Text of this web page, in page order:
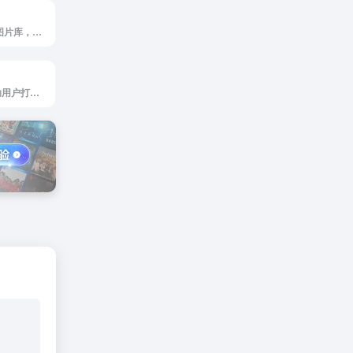
Unsplash是免费图片库，适合任何项目使用，无版权限制
Visual hunt是帮助用户打造个性化家居空间